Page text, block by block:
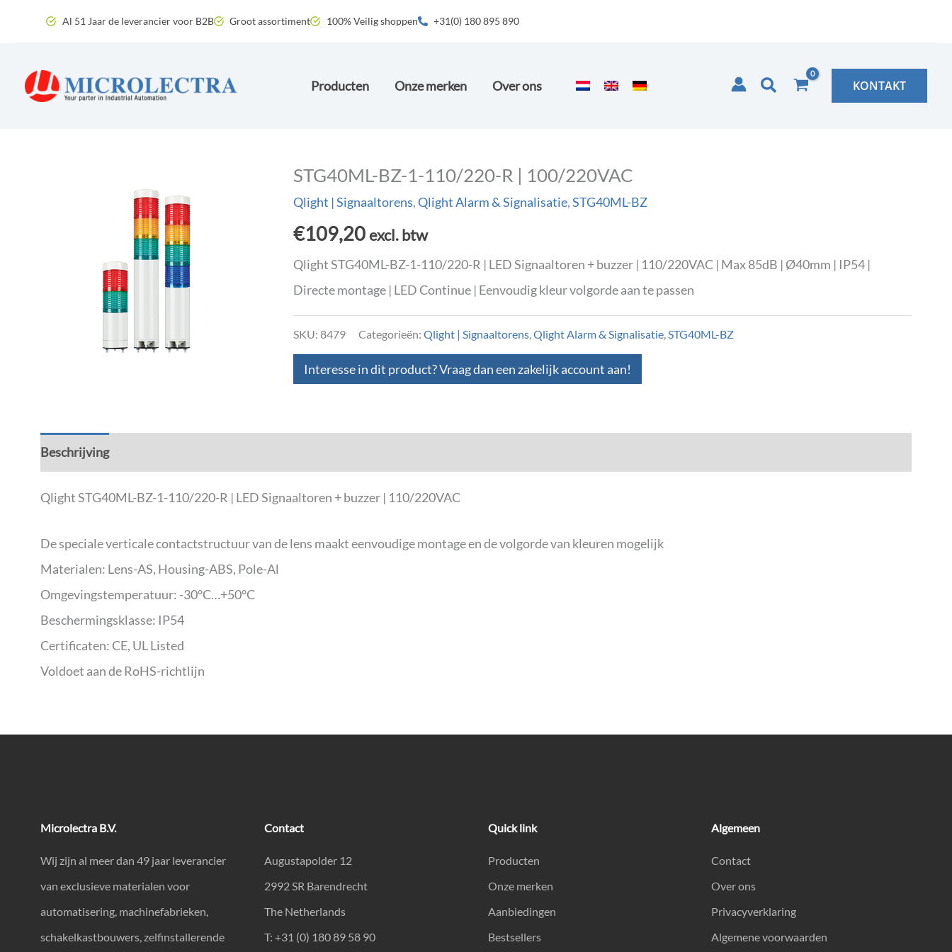
inhoud
Al 51 Jaar de leverancier voor B2B Groot assortiment 100% Veilig shoppen +31(0) 180 895 890
Producten Onze merken Over ons Zoeken KONTAKT
STG40ML-BZ-1-110/220-R | 100/220VAC
Qlight | Signaaltorens,Qlight Alarm & Signalisatie,STG40ML-BZ
€109,20 excl. btw
Qlight STG40ML-BZ-1-110/220-R | LED Signaaltoren + buzzer | 110/220VAC | Max 85dB | Ø40mm | IP54 |
Directe montage | LED Continue | Eenvoudig kleur volgorde aan te passen
SKU: 8479 Categorieën: Qlight | Signaaltorens,Qlight Alarm & Signalisatie,STG40ML-BZ
Interesse in dit product? Vraag dan een zakelijk account aan!
Beschrijving
Qlight STG40ML-BZ-1-110/220-R | LED Signaaltoren + buzzer | 110/220VAC
De speciale verticale contactstructuur van de lens maakt eenvoudige montage en de volgorde van kleuren mogelijk
Materialen: Lens-AS, Housing-ABS, Pole-Al
Omgevingstemperatuur: -30°C…+50°C
Beschermingsklasse: IP54
Certificaten: CE, UL Listed
Voldoet aan de RoHS-richtlijn
Microlectra B.V.
Wij zijn al meer dan 49 jaar leverancier
van exclusieve materialen voor
automatisering, machinefabrieken,
schakelkastbouwers, zelfinstallerende
Contact
Augustapolder 12
2992 SR Barendrecht
The Netherlands
T: +31 (0) 180 89 58 90
Quick link
Producten
Onze merken
Aanbiedingen
Bestsellers
Algemeen
Contact
Over ons
Privacyverklaring
Algemene voorwaarden